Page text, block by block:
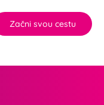
Začni svou cestu